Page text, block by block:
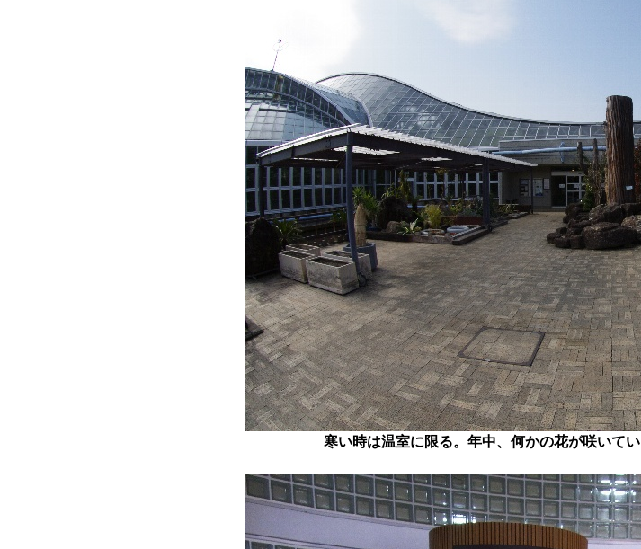
寒い時は温室に限る。年中、何かの花が咲いて